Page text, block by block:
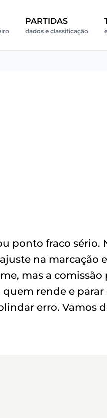
PARTIDAS
dados e classificação
ponto fraco sério.
na marcação
mas a comissão
rende e parar
erro. Vamos